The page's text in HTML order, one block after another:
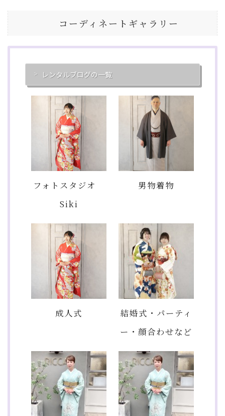
コーディネートギャラリー
レンタルブログの一覧
フォトスタジオ
Siki
男物着物
成人式
結婚式・パーティ
ー・顔合わせなど